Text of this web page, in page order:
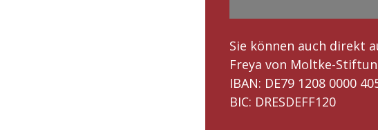
Sie können auch direkt
Freya von Moltke-
IBAN: DE79 1208 0000
BIC: DRESDEFF120